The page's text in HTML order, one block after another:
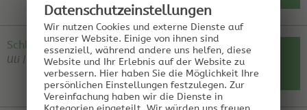
Datenschutz­einstellungen
Wir nutzen Cookies und externe Dienste auf
unserer Website. Einige von ihnen sind
essenziell, während andere uns helfen, diese
Website und Ihr Erlebnis auf der Website zu
verbessern. Hier haben Sie die Möglichkeit Ihre
persönlichen Einstellungen festzulegen. Zur
Vereinfachung haben wir die Dienste in
RE: Walnussessig auch mit Reaktor Sabine | 03.03.20
Schlehenessig mit Essigreaktor
Uli | DE, 04.05.2011 12:01:02
ANTWORT
RE: Schlehenessig mit Essigreaktor Udo | 27.01.20